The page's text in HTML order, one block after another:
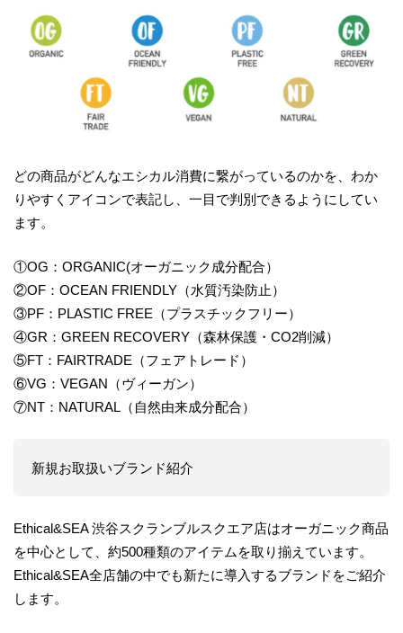
どの商品がどんなエシカル消費に繋がっているのかを、わか
りやすくアイコンで表記し、一目で判別できるようにしてい
ます。
①OG：ORGANIC(オーガニック成分配合）
②OF：OCEAN FRIENDLY（水質汚染防止）
③PF：PLASTIC FREE（プラスチックフリー）
④GR：GREEN RECOVERY（森林保護・CO2削減）
⑤FT：FAIRTRADE（フェアトレード）
⑥VG：VEGAN（ヴィーガン）
⑦NT：NATURAL（自然由来成分配合）
新規お取扱いブランド紹介
Ethical&SEA 渋谷スクランブルスクエア店はオーガニック商品
を中心として、約500種類のアイテムを取り揃えています。
Ethical&SEA全店舗の中でも新たに導入するブランドをご紹介
します。